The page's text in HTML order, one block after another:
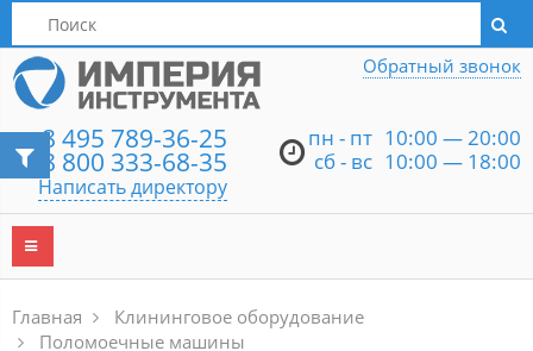
Написать директору
8 495 789-36-25
8 800 333-68-35
Написать директору
пн - пт 10:00 — 20:00
сб - вс 10:00 — 18:00
Обратный звонок
Главная
Клининговое оборудование
Поломоечные машины